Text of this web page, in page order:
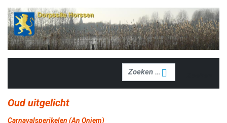
Zoeken
Oud uitgelicht
Carnavalsperikelen (An Oniem)